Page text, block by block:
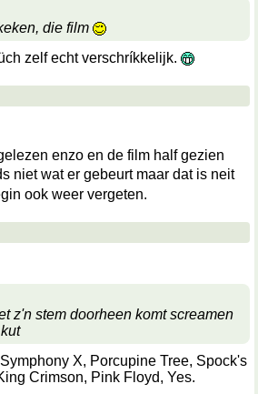
die film
zelf echt verschríkkelijk.
enzo en de film half gezien
niet wat er gebeurt maar dat is neit
ook weer vergeten.
z'n stem doorheen komt screamen
X, Porcupine Tree, Spock's
Crimson, Pink Floyd, Yes.